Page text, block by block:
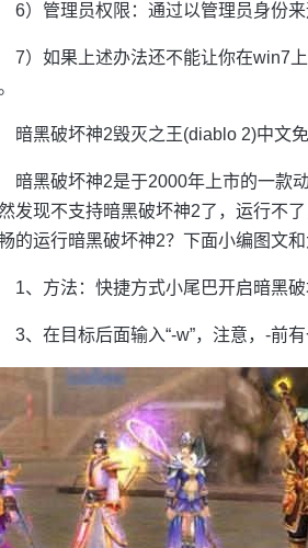
6）管理员权限：通过以管理员身份来
7）如果上述办法还不能让你在win7
暗黑破坏神2毁灭之王(diablo 2)中文
暗黑破坏神2是于2000年上市的一款
发现不支持暗黑破坏神2了，运行不
的运行暗黑破坏神2？下面小编图文
1、方法：快捷方式小尾巴开启暗黑破
3、在目标后面输入“-w”，注意，-前有